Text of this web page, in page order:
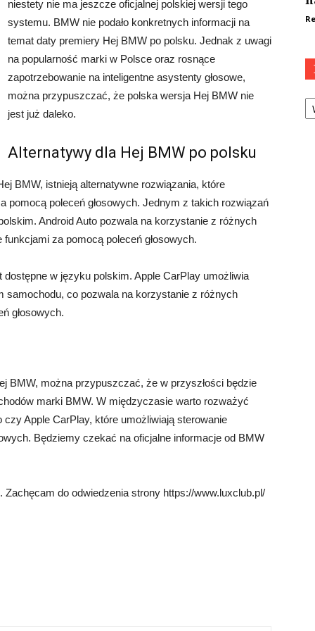
niestety nie ma jeszcze oficjalnej polskiej wersji tego
systemu. BMW nie podało konkretnych informacji na
temat daty premiery Hej BMW po polsku. Jednak z uwagi
na popularność marki w Polsce oraz rosnące
zapotrzebowanie na inteligentne asystenty głosowe,
można przypuszczać, że polska wersja Hej BMW nie
jest już daleko.
Alternatywy dla Hej BMW po polsku
BMW, istnieją alternatywne rozwiązania, które
pomocą poleceń głosowych. Jednym z takich rozwiązań
Android Auto pozwala na korzystanie z różnych
za pomocą poleceń głosowych.
w języku polskim. Apple CarPlay umożliwia
samochodu, co pozwala na korzystanie z różnych
głosowych.
BMW, można przypuszczać, że w przyszłości będzie
marki BMW. W międzyczasie warto rozważyć
Apple CarPlay, które umożliwiają sterowanie
Będziemy czekać na oficjalne informacje od BMW
do odwiedzenia strony https://www.luxclub.pl/